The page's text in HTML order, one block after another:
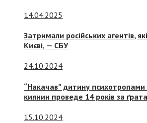
14.04.2025
Затримали російських агентів,
Києві, — СБУ
24.10.2024
“Накачав” дитину психотропами
киянин проведе 14 років за
15.10.2024